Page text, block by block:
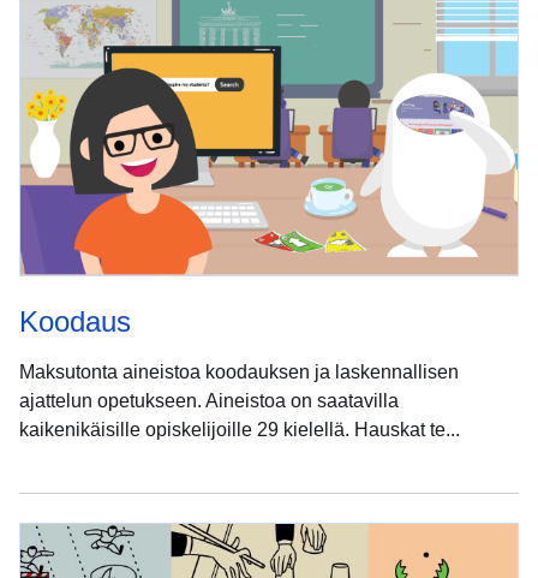
Koodaus
Maksutonta aineistoa koodauksen ja laskennallisen
ajattelun opetukseen. Aineistoa on saatavilla
kaikenikäisille opiskelijoille 29 kielellä. Hauskat te...